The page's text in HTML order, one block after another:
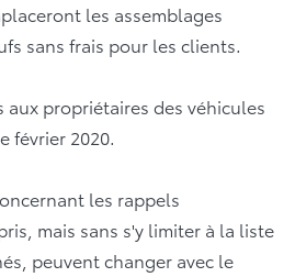
les assemblages
sans frais pour les clients.
aux propriétaires des véhicules
février 2020.
les rappels
mais sans s'y limiter à la liste
peuvent changer avec le